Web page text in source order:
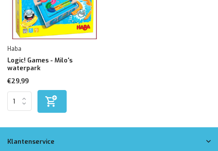
Haba
Logic! Games - Milo's
waterpark
€29,99
Klantenservice